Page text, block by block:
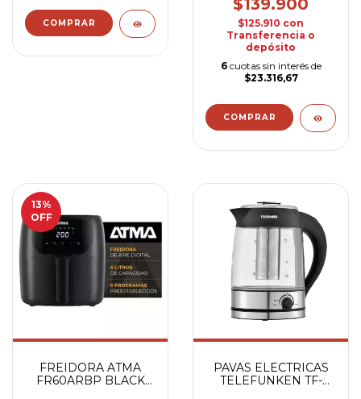
$139.900
$125.910 con
Transferencia o
depósito
6 cuotas sin interés de
$23.316,67
13%
OFF
FREIDORA ATMA
FR60ARBP BLACK
PAVAS ELECTRICAS
TELEFUNKEN TF-